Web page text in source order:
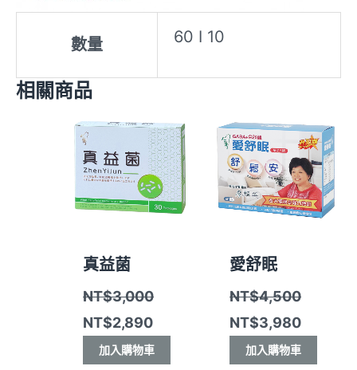
數量 60 I 10
相關商品
真益菌
NT$3,000
始
價
格：
NT$3,000。
NT$2,890
前
價
格：
NT$2,890。
加入購物車
愛舒眠
NT$4,500
始
價
格：
NT$4,500。
NT$3,980
前
價
格：
加入購物車